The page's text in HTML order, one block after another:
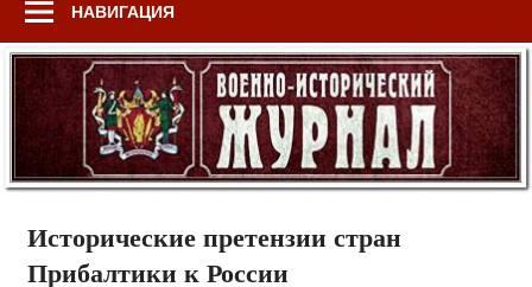
НАВИГАЦИЯ
Исторические претензии стран
Прибалтики к России